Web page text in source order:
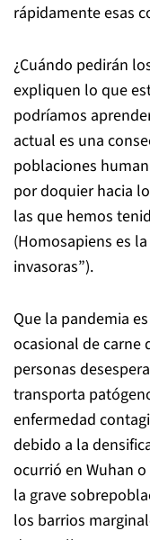
rápidamente esas
¿Cuándo pedirán
expliquen lo que
podríamos
actual es una
poblaciones
por doquier hacia
las que hemos
(Homosapiens es
invasoras”).
Que la pandemia
ocasional de carne
personas
transporta
enfermedad
debido a la
ocurrió en Wuhan
la grave
los barrios